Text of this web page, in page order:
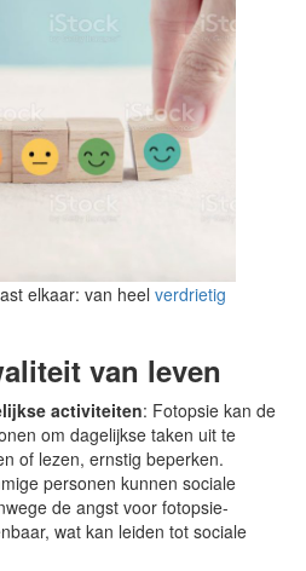
elkaar: van heel verdrietig
van leven
activiteiten: Fotopsie kan de
om dagelijkse taken uit te
of lezen, ernstig beperken.
personen kunnen sociale
de angst voor fotopsie-
wat kan leiden tot sociale